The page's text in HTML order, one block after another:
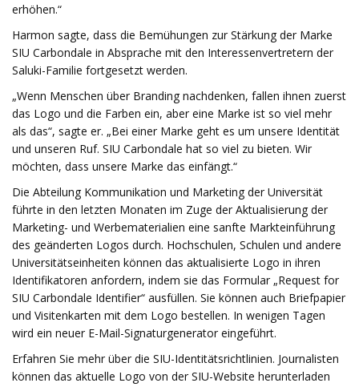
erhöhen.“
Harmon sagte, dass die Bemühungen zur Stärkung der Marke
SIU Carbondale in Absprache mit den Interessenvertretern der
Saluki-Familie fortgesetzt werden.
„Wenn Menschen über Branding nachdenken, fallen ihnen zuerst
das Logo und die Farben ein, aber eine Marke ist so viel mehr
als das“, sagte er. „Bei einer Marke geht es um unsere Identität
und unseren Ruf. SIU Carbondale hat so viel zu bieten. Wir
möchten, dass unsere Marke das einfängt.“
Die Abteilung Kommunikation und Marketing der Universität
führte in den letzten Monaten im Zuge der Aktualisierung der
Marketing- und Werbematerialien eine sanfte Markteinführung
des geänderten Logos durch. Hochschulen, Schulen und andere
Universitätseinheiten können das aktualisierte Logo in ihren
Identifikatoren anfordern, indem sie das Formular „Request for
SIU Carbondale Identifier“ ausfüllen. Sie können auch Briefpapier
und Visitenkarten mit dem Logo bestellen. In wenigen Tagen
wird ein neuer E-Mail-Signaturgenerator eingeführt.
Erfahren Sie mehr über die SIU-Identitätsrichtlinien. Journalisten
können das aktuelle Logo von der SIU-Website herunterladen